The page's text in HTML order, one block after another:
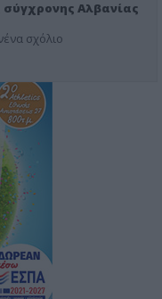
σύγχρονης Αλβανίας
σχόλιο